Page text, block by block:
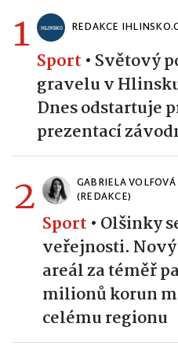
1 REDAKCE
Sport • Světový
gravelu v
Dnes odstartuje
prezentací
2
GABRIELA VOLFOVÁ
(REDAKCE)
Sport • Olšinky
veřejnosti.
areál za téměř
milionů korun
celému regionu